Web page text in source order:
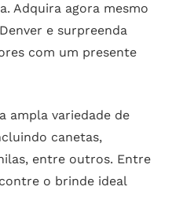
Adquira agora mesmo
e surpreenda
com um presente
ampla variedade de
canetas,
entre outros. Entre
o brinde ideal